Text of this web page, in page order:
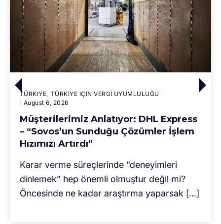
TÜRKIYE TÜRKİYE IÇIN VERGİ UYUMLULUĞU
August 6, 2026
Müşterilerimiz Anlatıyor: DHL Express
– “Sovos’un Sunduğu Çözümler İşlem
Hızımızı Artırdı”
Karar verme süreçlerinde “deneyimleri
dinlemek” hep önemli olmuştur değil mi?
Öncesinde ne kadar araştırma yaparsak […]